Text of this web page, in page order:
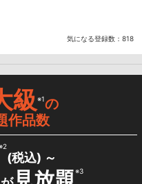
気になる登録数： 818
級※1の
作品数
(税込) ～
※3